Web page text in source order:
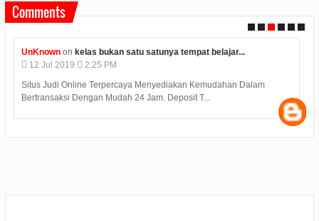
Comments
UnKnownon kelas bukan satu satunya tempat belajar...
12 Jul 2019
2:25 PM
Situs Judi Online Terpercaya Menyediakan Kemudahan Dalam
Bertransaksi Dengan Mudah 24 Jam. Deposit T...